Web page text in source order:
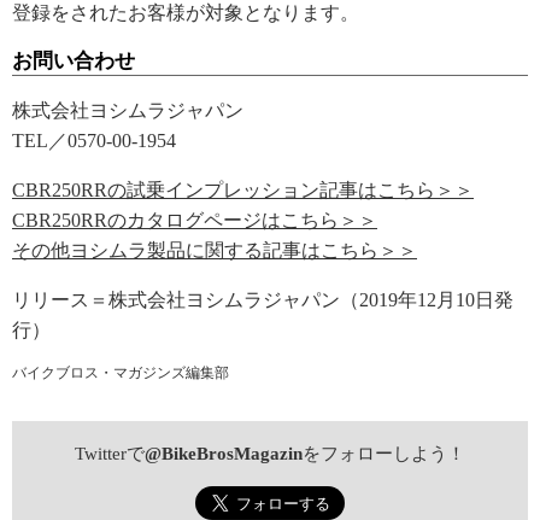
登録をされたお客様が対象となります。
お問い合わせ
株式会社ヨシムラジャパン
TEL／0570-00-1954
CBR250RRの試乗インプレッション記事はこちら＞＞
CBR250RRのカタログページはこちら＞＞
その他ヨシムラ製品に関する記事はこちら＞＞
リリース＝株式会社ヨシムラジャパン（2019年12月10日発
行）
バイクブロス・マガジンズ編集部
Twitterで@BikeBrosMagazinをフォローしよう！